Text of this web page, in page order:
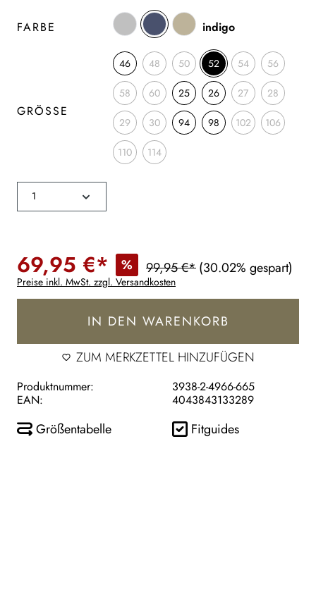
FARBE indigo
GRÖSSE
46 48 50 52 54 56
58 60 25 26 27 28
29 30 94 98 102 106
110 114
69,95 €* % 99,95 €*(30.02% gespart)
Preise inkl. MwSt. zzgl. Versandkosten
IN DEN WARENKORB
ZUM MERKZETTEL HINZUFÜGEN
Produktnummer:
3938-2-4966-665
EAN:
4043843133289
Größentabelle Fitguides